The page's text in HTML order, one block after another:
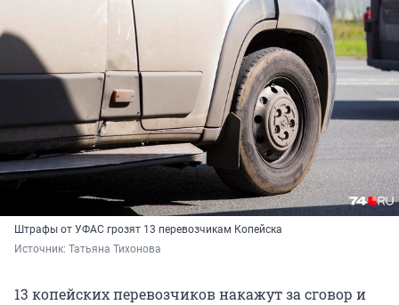
Штрафы от УФАС грозят 13 перевозчикам Копейска
Источник: Татьяна Тихонова
13 копейских перевозчиков накажут за сговор и